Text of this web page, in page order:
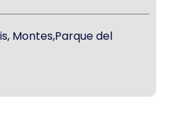
Montes,Parque del